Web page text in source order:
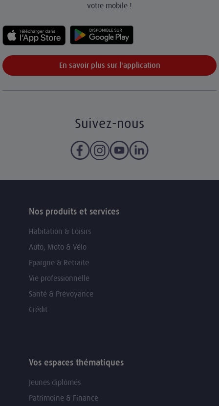
votre mobile !
En savoir plus sur l'application
Suivez-nous
Nos produits et services
Habitation & Loisirs
Auto, Moto & Vélo
Epargne & Retraite
Vie professionnelle
Santé & Prévoyance
Crédit
Vos espaces thématiques
Jeunes diplômés
Patrimoine & Finance